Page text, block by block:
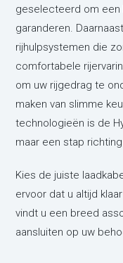
geselecteerd om
garanderen.
rijhulpsystemen die
comfortabele
om uw rijgedrag te
maken van slimme
technologieën is de
maar een stap
Kies de juiste
ervoor dat u altijd
vindt u een breed
aansluiten op uw